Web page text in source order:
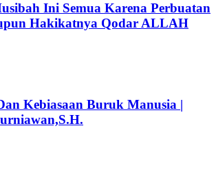
Ini Semua Karena Perbuatan
Hakikatnya Qodar ALLAH
Kebiasaan Buruk Manusia |